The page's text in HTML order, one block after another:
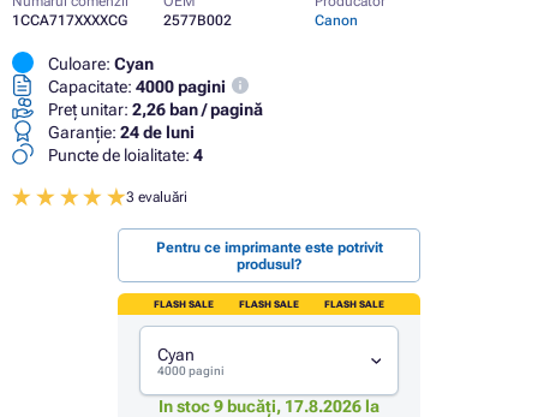
1CCA717XXXXCG
2577B002
Canon
Culoare: Cyan
Capacitate: 4000 pagini
Preț unitar: 2,26 ban / pagină
Garanţie: 24 de luni
Puncte de loialitate: 4
3 evaluări
Pentru ce imprimante este potrivit
produsul?
FLASH SALE FLASH SALE FLASH SALE
Cyan
4000 pagini
In stoc 9 bucăți, 17.8.2026 la